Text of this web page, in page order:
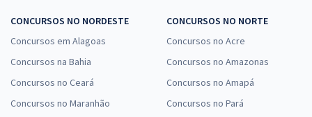
CONCURSOS NO NORDESTE
Concursos em Alagoas
Concursos na Bahia
Concursos no Ceará
Concursos no Maranhão
CONCURSOS NO NORTE
Concursos no Acre
Concursos no Amazonas
Concursos no Amapá
Concursos no Pará